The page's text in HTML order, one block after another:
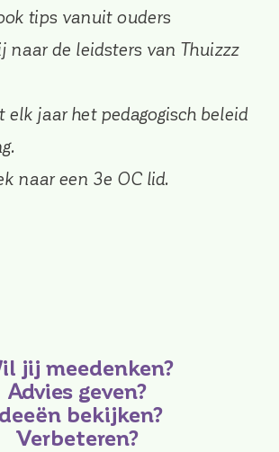
tips vanuit ouders
naar de leidsters van Thuizzz
elk jaar het pedagogisch beleid
naar een 3e OC lid.
jij meedenken?
Advies geven?
Ideeën bekijken?
Verbeteren?